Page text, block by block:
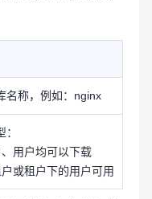
名称，例如：nginx
、用户均可以下载
户或租户下的用户可用